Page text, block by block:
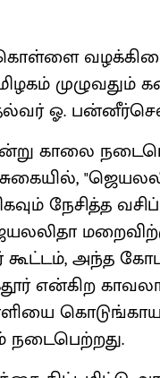
வழக்கினை
ஓ.
காலை
நேசித்த
மறைவிற்கு
அந்த
என்கிற